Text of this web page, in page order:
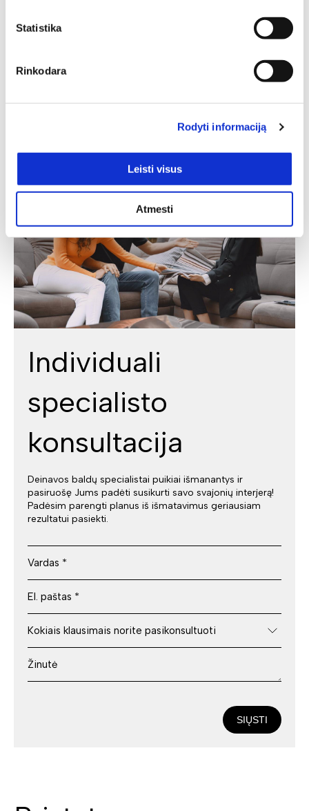
Statistika
Rinkodara
Rodyti informaciją
Leisti visus
Atmesti
Ilgis: 220 cm, Plotis: 154 cm,
749,00 €
Lova RUMBA LSBK160
Ilgis: 224 cm, Plotis: 172 cm,
Individuali
specialisto
konsultacija
Deinavos baldų specialistai puikiai išmanantys ir
pasiruošę Jums padėti susikurti savo svajonių interjerą!
Padėsim parengti planus iš išmatavimus geriausiam
rezultatui pasiekti.
SIŲSTI